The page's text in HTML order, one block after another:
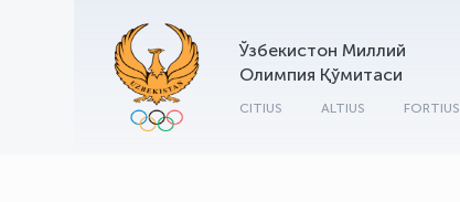
Ўзбекистон Миллий
Олимпия Қўмитаси
CITIUS ALTIUS FORTIUS